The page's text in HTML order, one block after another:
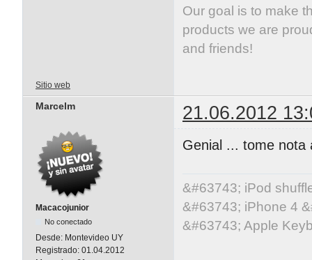
Our goal is to make
products we are
and friends!
Sitio web
Marcelm 21.06.2012
Macacojunior
No conectado
Desde: Montevideo UY
Registrado: 01.04.2012
Genial ... tome nota
&#63743; iPod
&#63743; iPhone 4
&#63743; Apple